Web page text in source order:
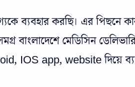
ব্যবহার করছি। এর পিছনে
বাংলাদেশে মেডিসিন
IOS app, website দিয়ে